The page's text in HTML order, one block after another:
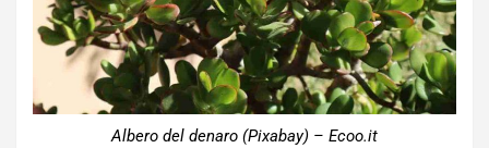
Albero del denaro (Pixabay) – Ecoo.it